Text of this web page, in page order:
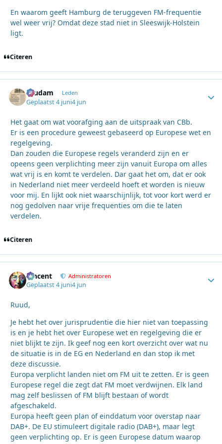
En waarom geeft Hamburg de teruggeven FM-frequentie
wel weer vrij? Omdat deze stad niet in Sleeswijk‑Holstein
ligt.
Citeren
ruudam Leden
Geplaatst4 juni4 jun
Het gaat om wat voorafging aan de uitspraak van CBb.
Er is een procedure geweest gebaseerd op Europese wet en
regelgeving.
Dan zouden die Europese regels veranderd zijn en er
opeens geen verplichting meer zijn vanuit Europa om alles
wat vrij is en komt te verdelen. Dar gaat het om, dat er ook
in Nederland niet meer verdeeld hoeft et worden is nieuw
voor mij. En lijkt ook niet waarschijnlijk, tot voor kort werd er
nog gedolven naar vrije frequenties om die te laten
verdelen.
Citeren
Vincent Administratoren
Geplaatst4 juni4 jun
Ruud,
Je hebt het over jurisprudentie die hier niet van toepassing
is en je hebt het over Europese wet en regelgeving die er
niet blijkt te zijn. Ik geef nog een kort overzicht over wat nu
de situatie is in de EG en Nederland en dan stop ik met
deze discussie.
Europa verplicht landen niet om FM uit te zetten. Er is geen
Europese regel die zegt dat FM moet verdwijnen. Elk land
mag zelf beslissen of FM blijft bestaan of wordt
afgeschakeld.
Europa heeft geen plan of einddatum voor overstap naar
DAB+. De EU stimuleert digitale radio (DAB+), maar legt
geen verplichting op. Er is geen Europese datum waarop